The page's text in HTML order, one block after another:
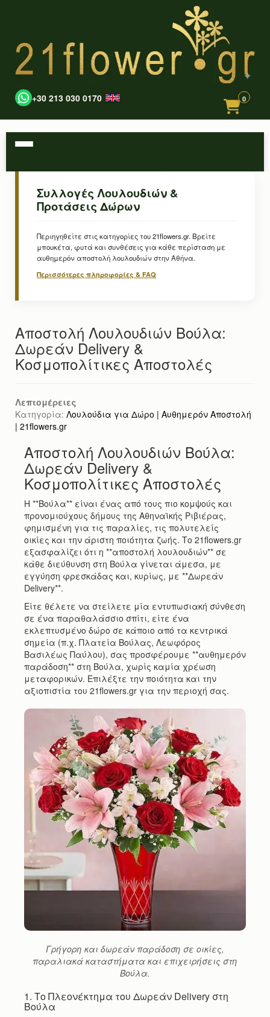
+30 213 030 0170 0
Συλλογές Λουλουδιών &
Προτάσεις Δώρων
Περιηγηθείτε στις κατηγορίες του 21flowers.gr. Βρείτε
μπουκέτα, φυτά και συνθέσεις για κάθε περίσταση με
αυθημερόν αποστολή λουλουδιών στην Αθήνα.
Περισσότερες πληροφορίες & FAQ
Αποστολή Λουλουδιών Βούλα:
Δωρεάν Delivery &
Κοσμοπολίτικες Αποστολές
Λεπτομέρειες
Κατηγορία: Λουλούδια για Δώρο | Αυθημερόν Αποστολή
| 21flowers.gr
Αποστολή Λουλουδιών Βούλα:
Δωρεάν Delivery &
Κοσμοπολίτικες Αποστολές
Η **Βούλα** είναι ένας από τους πιο κομψούς και
προνομιούχους δήμους της Αθηναϊκής Ριβιέρας,
φημισμένη για τις παραλίες, τις πολυτελείς
οικίες και την άριστη ποιότητα ζωής. Το 21flowers.gr
εξασφαλίζει ότι η **αποστολή λουλουδιών** σε
κάθε διεύθυνση στη Βούλα γίνεται άμεσα, με
εγγύηση φρεσκάδας και, κυρίως, με **Δωρεάν
Delivery**.
Είτε θέλετε να στείλετε μία εντυπωσιακή σύνθεση
σε ένα παραθαλάσσιο σπίτι, είτε ένα
εκλεπτυσμένο δώρο σε κάποιο από τα κεντρικά
σημεία (π.χ. Πλατεία Βούλας, Λεωφόρος
Βασιλέως Παύλου), σας προσφέρουμε **αυθημερόν
παράδοση** στη Βούλα, χωρίς καμία χρέωση
μεταφορικών. Επιλέξτε την ποιότητα και την
αξιοπιστία του 21flowers.gr για την περιοχή σας.
Γρήγορη και δωρεάν παράδοση σε οικίες,
παραλιακά καταστήματα και επιχειρήσεις στη
Βούλα.
1. Το Πλεονέκτημα του Δωρεάν Delivery στη
Βούλα